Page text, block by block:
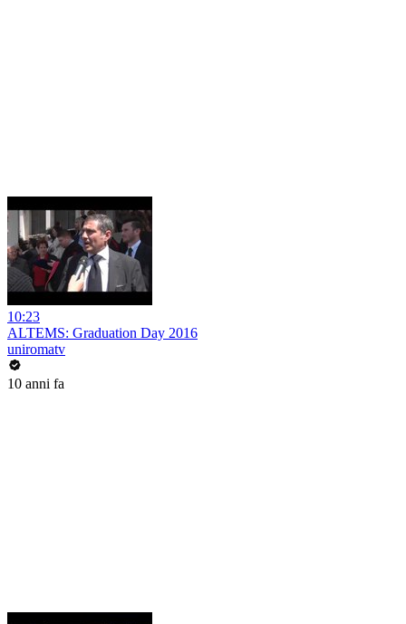
10:23
ALTEMS: Graduation Day 2016
uniromatv
10 anni fa